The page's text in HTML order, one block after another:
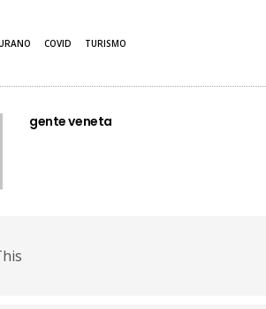
COVID TURISMO
gente veneta